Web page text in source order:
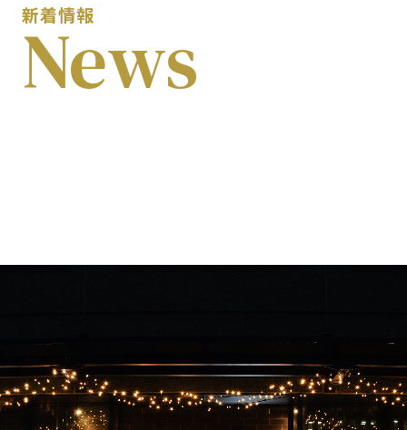
新着情報
News